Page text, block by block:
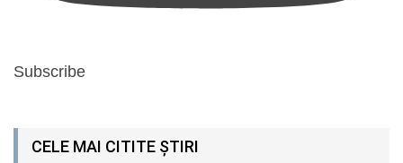
Subscribe
CELE MAI CITITE ȘTIRI